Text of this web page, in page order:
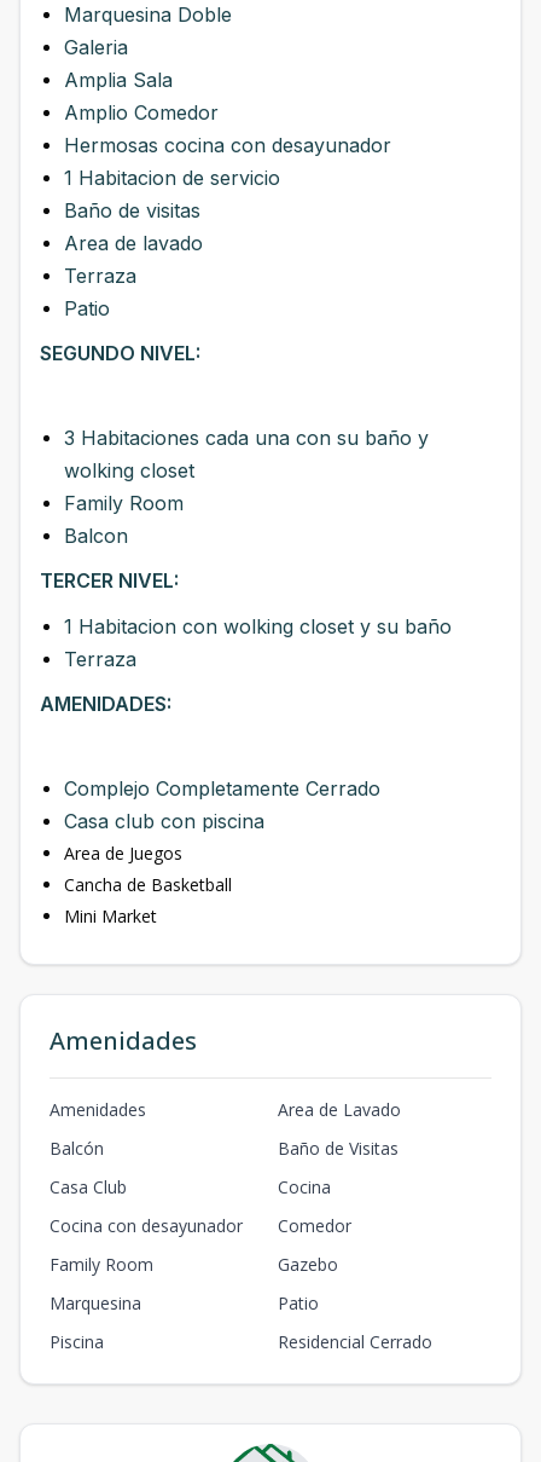
Marquesina Doble
Galeria
Amplia Sala
Amplio Comedor
Hermosas cocina con desayunador
1 Habitacion de servicio
Baño de visitas
Area de lavado
Terraza
Patio
SEGUNDO NIVEL:
3 Habitaciones cada una con su baño y
wolking closet
Family Room
Balcon
TERCER NIVEL:
1 Habitacion con wolking closet y su baño
Terraza
AMENIDADES:
Complejo Completamente Cerrado
Casa club con piscina
Area de Juegos
Cancha de Basketball
Mini Market
Amenidades
Amenidades
Area de Lavado
Balcón
Baño de Visitas
Casa Club
Cocina
Cocina con desayunador
Comedor
Family Room
Gazebo
Marquesina
Patio
Piscina
Residencial Cerrado